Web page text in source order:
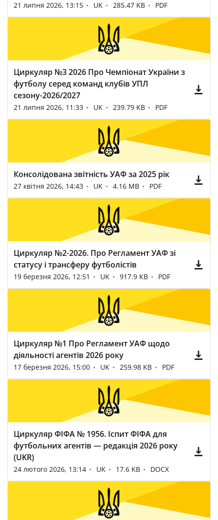
21 липня 2026, 13:15 UK 285.47 KB PDF
Циркуляр №3 2026 Про Чемпіонат України з
футболу серед команд клубів УПЛ
сезону-2026/2027
21 липня 2026, 11:33 UK 239.79 KB PDF
Консолідована звітність УАФ за 2025 рік
27 квітня 2026, 14:43 UK 4.16 MB PDF
Циркуляр №2-2026. Про Регламент УАФ зі
статусу і трансферу футболістів
19 березня 2026, 12:51 UK 917.9 KB PDF
Циркуляр №1 Про Регламент УАФ щодо
діяльності агентів 2026 року
17 березня 2026, 15:00 UK 259.98 KB PDF
Циркуляр ФІФА № 1956. Іспит ФІФА для
футбольних агентів — редакція 2026 року
(UKR)
24 лютого 2026, 13:14 UK 17.6 KB DOCX